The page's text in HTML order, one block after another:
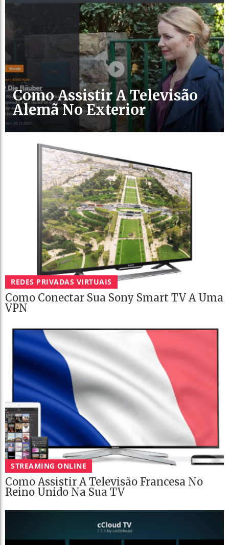
Como Assistir A Televisão
Alemã No Exterior
REDES PRIVADAS VIRTUAIS
Como Conectar Sua Sony Smart TV A Uma
VPN
STREAMING ONLINE
Como Assistir A Televisão Francesa No
Reino Unido Na Sua TV